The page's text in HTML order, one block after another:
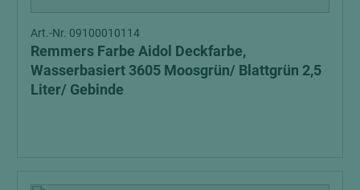
Art.-Nr. 09100010114
Remmers Farbe Aidol Deckfarbe,
Wasserbasiert 3605 Moosgrün/ Blattgrün 2,5
Liter/ Gebinde